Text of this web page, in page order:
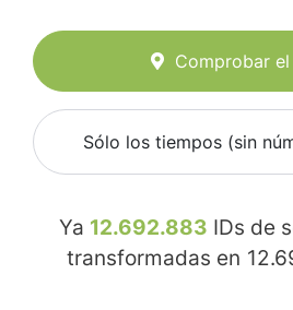
Comprobar
Sólo los tiempos (sin
Ya 12.692.883 IDs de
transformadas en